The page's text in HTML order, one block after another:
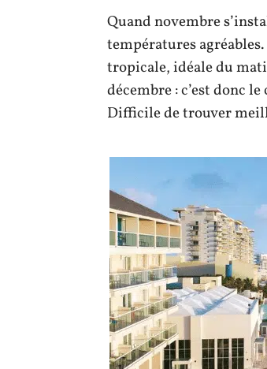
Quand novembre
températures
tropicale, idéale du
décembre : c’est donc
Difficile de trouver